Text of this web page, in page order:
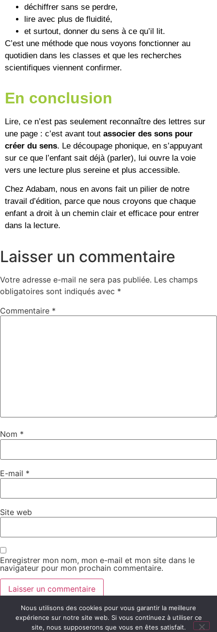
déchiffrer sans se perdre,
lire avec plus de fluidité,
et surtout, donner du sens à ce qu’il lit.
C’est une méthode que nous voyons fonctionner au
quotidien dans les classes et que les recherches
scientifiques viennent confirmer.
En conclusion
Lire, ce n’est pas seulement reconnaître des lettres sur
une page : c’est avant tout associer des sons pour
créer du sens. Le découpage phonique, en s’appuyant
sur ce que l’enfant sait déjà (parler), lui ouvre la voie
vers une lecture plus sereine et plus accessible.
Chez Adabam, nous en avons fait un pilier de notre
travail d’édition, parce que nous croyons que chaque
enfant a droit à un chemin clair et efficace pour entrer
dans la lecture.
Laisser un commentaire
Votre adresse e-mail ne sera pas publiée. Les champs
obligatoires sont indiqués avec *
Commentaire *
Nom *
E-mail *
Site web
Enregistrer mon nom, mon e-mail et mon site dans le
navigateur pour mon prochain commentaire.
Lectures, conseils et ressources pour accompagner les
Nous utilisons des cookies pour vous garantir la meilleure
expérience sur notre site web. Si vous continuez à utiliser ce
site, nous supposerons que vous en êtes satisfait.